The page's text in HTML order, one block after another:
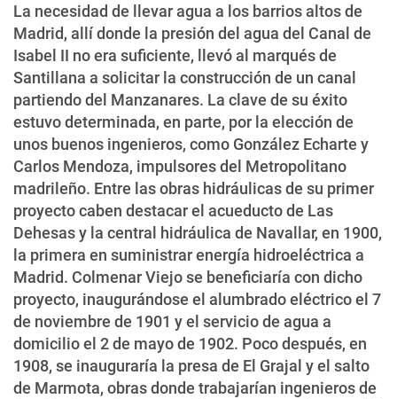
La necesidad de llevar agua a los barrios altos de
Madrid, allí donde la presión del agua del Canal de
Isabel II no era suficiente, llevó al marqués de
Santillana a solicitar la construcción de un canal
partiendo del Manzanares. La clave de su éxito
estuvo determinada, en parte, por la elección de
unos buenos ingenieros, como González Echarte y
Carlos Mendoza, impulsores del Metropolitano
madrileño. Entre las obras hidráulicas de su primer
proyecto caben destacar el acueducto de Las
Dehesas y la central hidráulica de Navallar, en 1900,
la primera en suministrar energía hidroeléctrica a
Madrid. Colmenar Viejo se beneficiaría con dicho
proyecto, inaugurándose el alumbrado eléctrico el 7
de noviembre de 1901 y el servicio de agua a
domicilio el 2 de mayo de 1902. Poco después, en
1908, se inauguraría la presa de El Grajal y el salto
de Marmota, obras donde trabajarían ingenieros de